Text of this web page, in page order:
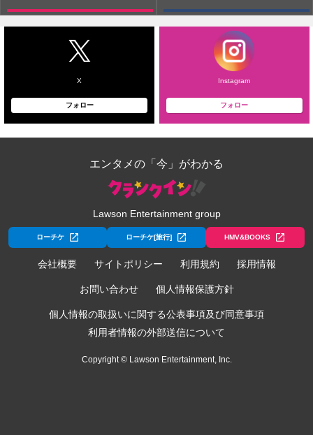
X
フォロー
Instagram
フォロー
エンタメの「今」がわかる
Lawson Entertainment group
ローチケ ローチケ[旅行] HMV&BOOKS
会社概要 サイトポリシー 利用規約 採用情報
お問い合わせ 個人情報保護方針
個人情報の取扱いに関する公表事項及び同意事項
利用者情報の外部送信について
Copyright © Lawson Entertainment, Inc.